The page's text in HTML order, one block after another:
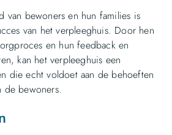
van bewoners en hun families is
van het verpleeghuis. Door hen
en hun feedback en
kan het verpleeghuis een
die echt voldoet aan de behoeften
de bewoners.